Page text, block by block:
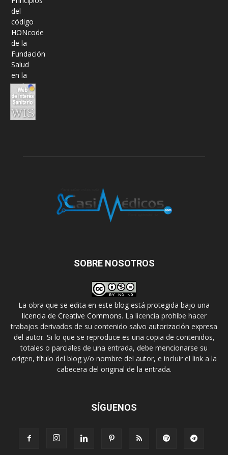
SOBRE NOSOTROS
La obra que se edita en este blog está protegida bajo una
licencia de Creative Commons. La licencia prohíbe hacer
trabajos derivados de su contenido salvo autorización expresa
del autor. Si lo que se reproduce es una copia de contenidos,
totales o parciales de una entrada, debe mencionarse su
origen, título del blog y/o nombre del autor, e incluir el link a la
cabecera del original de la entrada.
SÍGUENOS